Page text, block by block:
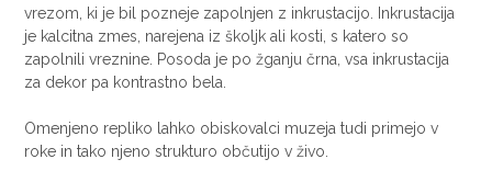
vrezom, ki je bil pozneje zapolnjen z inkrustacijo. Inkrustacija
je kalcitna zmes, narejena iz školjk ali kosti, s katero so
zapolnili vreznine. Posoda je po žganju črna, vsa inkrustacija
za dekor pa kontrastno bela.
Omenjeno repliko lahko obiskovalci muzeja tudi primejo v
roke in tako njeno strukturo občutijo v živo.